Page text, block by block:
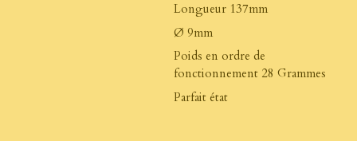
Longueur 137mm
Ø 9mm
Poids en ordre de
fonctionnement 28 Grammes
Parfait état